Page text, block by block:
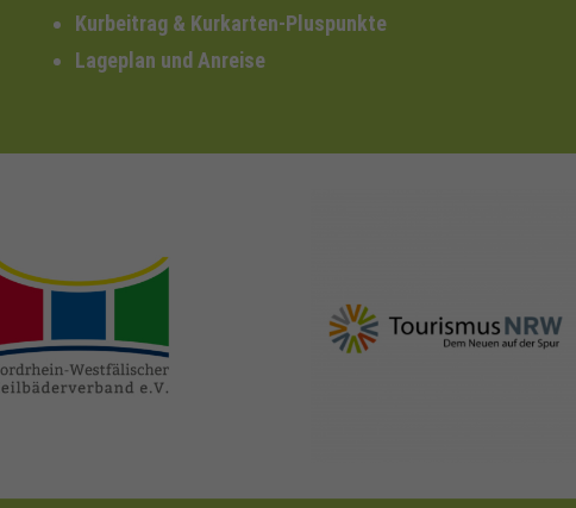
Kurbeitrag & Kurkarten-Pluspunkte
Lageplan und Anreise
heilbaeder.de
nrw-tourismus.de